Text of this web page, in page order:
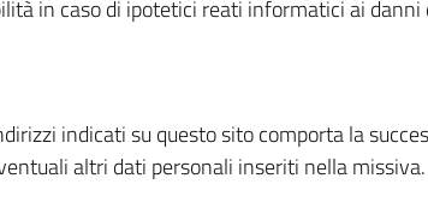
in caso di ipotetici reati informatici ai
indicati su questo sito comporta la
altri dati personali inseriti nella missiva.